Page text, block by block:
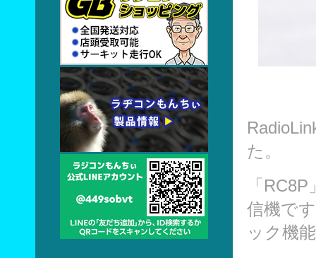
た。
「
信機で
ック機